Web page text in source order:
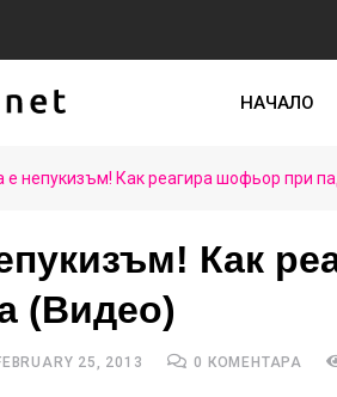
НАЧАЛО
е непукизъм! Как реагира шофьор при
Как
(Видео)
25, 2013 0 КОМЕНТАРА